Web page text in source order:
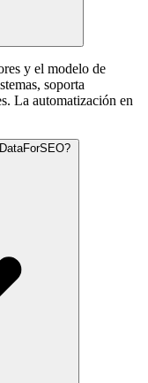
y el modelo de
soporta
La automatización en